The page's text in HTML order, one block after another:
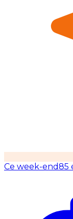
Ce week-end85